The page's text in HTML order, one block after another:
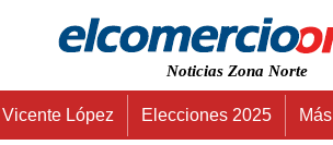
Noticias Zona Norte
Vicente López Elecciones 2025 Más